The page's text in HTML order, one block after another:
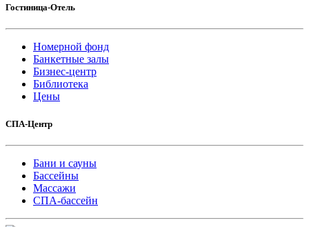
Гостиница-Отель
Номерной фонд
Банкетные залы
Бизнес-центр
Библиотека
Цены
СПА-Центр
Бани и сауны
Бассейны
Массажи
СПА-бассейн